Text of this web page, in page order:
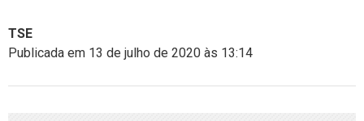
TSE
Publicada em 13 de julho de 2020 às 13:14